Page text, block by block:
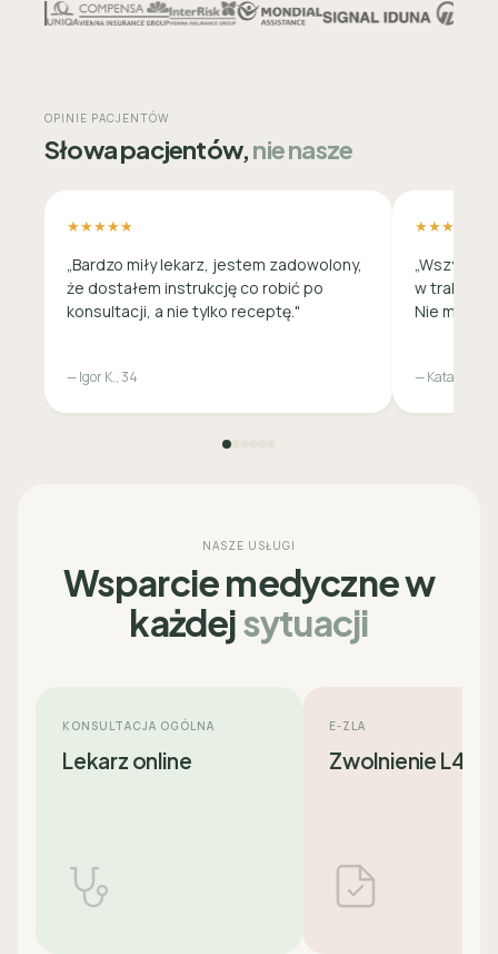
OPINIE PACJENTÓW
Słowa pacjentów,nie nasze
★★★★★
„Bardzo miły lekarz, jestem zadowolony,
że dostałem instrukcję co robić po
konsultacji, a nie tylko receptę."
— Igor K., 34
★★★★★
w trakcie
Nie
— Katarzyna
NASZE USŁUGI
Wsparcie medyczne w
każdejsytuacji
KONSULTACJA OGÓLNA
Lekarz online
E-ZLA
Zwolnienie L4